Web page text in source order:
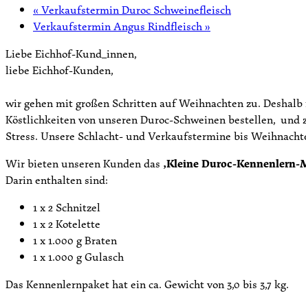
« Verkaufstermin Duroc Schweinefleisch
Verkaufstermin Angus Rindfleisch»
Liebe Eichhof-Kund_innen,
liebe Eichhof-Kunden,
­wir gehen mit großen Schritten auf Weihnachten zu.
Köstlichkeiten von unseren Duroc-Schweinen bestellen,
Stress. Unsere Schlacht- und Verkaufstermine bis
Wir bieten unseren Kunden das ‚Kleine Duroc-Kennenlern-
Darin enthalten sind:
1 x 2 Schnitzel
1 x 2 Kotelette
1 x 1.000 g Braten
1 x 1.000 g Gulasch
Das Kennenlernpaket hat ein ca. Gewicht von 3,0 bis 3,7 kg.